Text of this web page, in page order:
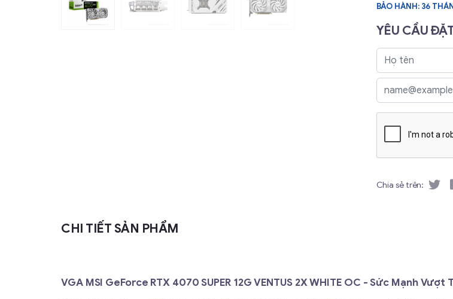
BẢO HÀNH: 36
YÊU CẦU
Chia sẻ trên:
CHI TIẾT SẢN PHẨM
VGA MSI GeForce RTX 4070 SUPER 12G VENTUS 2X WHITE OC - Sức Mạnh